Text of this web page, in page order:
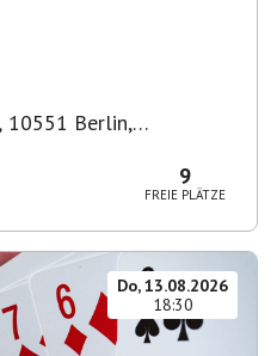
10551 Berlin,
9
FREIE PLÄTZE
Do, 13.08.2026
18:30